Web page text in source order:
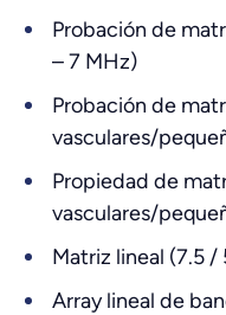
Probación de
– 7 MHz)
Probación de
vasculares/
Propiedad de
vasculares/
Matriz lineal (7.5 /
Array lineal de